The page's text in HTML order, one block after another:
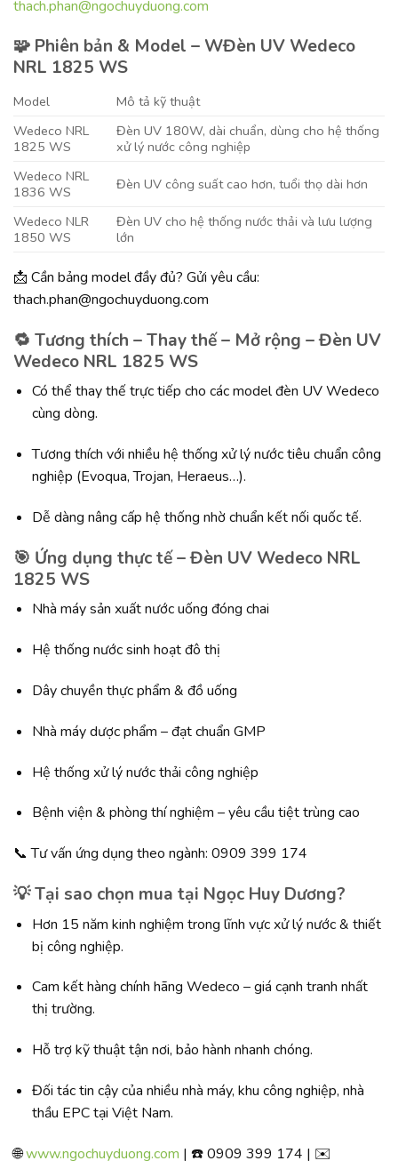
thach.phan@ngochuyduong.com
🧩 Phiên bản & Model – WĐèn UV Wedeco
NRL 1825 WS
Model
Mô tả kỹ thuật
Wedeco NRL
1825 WS
Đèn UV 180W, dài chuẩn, dùng cho hệ thống
xử lý nước công nghiệp
Wedeco NRL
1836 WS
Đèn UV công suất cao hơn, tuổi thọ dài hơn
Wedeco NLR
1850 WS
Đèn UV cho hệ thống nước thải và lưu lượng
lớn
📩 Cần bảng model đầy đủ? Gửi yêu cầu:
thach.phan@ngochuyduong.com
🔁 Tương thích – Thay thế – Mở rộng – Đèn UV
Wedeco NRL 1825 WS
Có thể thay thế trực tiếp cho các model đèn UV Wedeco
cùng dòng.
Tương thích với nhiều hệ thống xử lý nước tiêu chuẩn công
nghiệp (Evoqua, Trojan, Heraeus…).
Dễ dàng nâng cấp hệ thống nhờ chuẩn kết nối quốc tế.
🎯 Ứng dụng thực tế – Đèn UV Wedeco NRL
1825 WS
Nhà máy sản xuất nước uống đóng chai
Hệ thống nước sinh hoạt đô thị
Dây chuyền thực phẩm & đồ uống
Nhà máy dược phẩm – đạt chuẩn GMP
Hệ thống xử lý nước thải công nghiệp
Bệnh viện & phòng thí nghiệm – yêu cầu tiệt trùng cao
📞 Tư vấn ứng dụng theo ngành: 0909 399 174
💡 Tại sao chọn mua tại Ngọc Huy Dương?
Hơn 15 năm kinh nghiệm trong lĩnh vực xử lý nước & thiết
bị công nghiệp.
Cam kết hàng chính hãng Wedeco – giá cạnh tranh nhất
thị trường.
Hỗ trợ kỹ thuật tận nơi, bảo hành nhanh chóng.
Đối tác tin cậy của nhiều nhà máy, khu công nghiệp, nhà
thầu EPC tại Việt Nam.
🌐www.ngochuyduong.com | ☎️ 0909 399 174 | ✉️